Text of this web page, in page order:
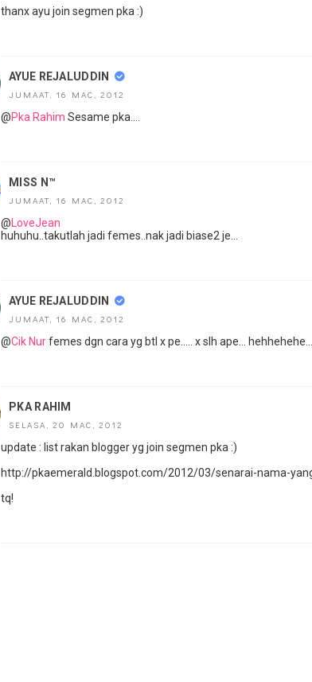
thanx ayu join segmen pka :)
AYUE REJALUDDIN
JUMAAT, 16 MAC, 2012
@Pka Rahim Sesame pka....
MISS N™
JUMAAT, 16 MAC, 2012
@ LoveJean
huhuhu..takutlah jadi femes..nak jadi biase2 je...
AYUE REJALUDDIN
JUMAAT, 16 MAC, 2012
@Cik Nurfemes dgn cara yg btl x pe..... x slh ape... hehhehehe....
PKA RAHIM
SELASA, 20 MAC, 2012
update : list rakan blogger yg join segmen pka :)
http://pkaemerald.blogspot.com/2012/03/senarai-nama-
tq!